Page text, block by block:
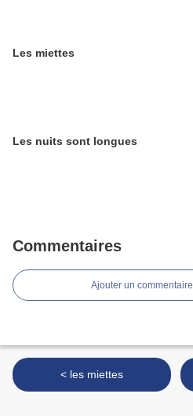
Les miettes
Les nuits sont longues
Commentaires
Ajouter un commentaire
< les miettes